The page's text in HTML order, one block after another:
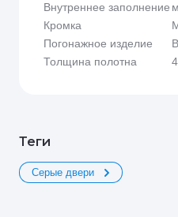
Внутреннее заполнение
Кромка
Погонажное изделие
Толщина полотна
теги
Серые двери